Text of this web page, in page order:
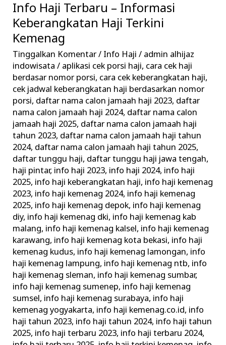
Info Haji Terbaru – Informasi
Keberangkatan Haji Terkini
Kemenag
Tinggalkan Komentar/ Info Haji / admin alhijaz
indowisata/ aplikasi cek porsi haji, cara cek haji
berdasar nomor porsi, cara cek keberangkatan haji,
cek jadwal keberangkatan haji berdasarkan nomor
porsi, daftar nama calon jamaah haji 2023, daftar
nama calon jamaah haji 2024, daftar nama calon
jamaah haji 2025, daftar nama calon jamaah haji
tahun 2023, daftar nama calon jamaah haji tahun
2024, daftar nama calon jamaah haji tahun 2025,
daftar tunggu haji, daftar tunggu haji jawa tengah,
haji pintar, info haji 2023, info haji 2024, info haji
2025, info haji keberangkatan haji, info haji kemenag
2023, info haji kemenag 2024, info haji kemenag
2025, info haji kemenag depok, info haji kemenag
diy, info haji kemenag dki, info haji kemenag kab
malang, info haji kemenag kalsel, info haji kemenag
karawang, info haji kemenag kota bekasi, info haji
kemenag kudus, info haji kemenag lamongan, info
haji kemenag lampung, info haji kemenag ntb, info
haji kemenag sleman, info haji kemenag sumbar,
info haji kemenag sumenep, info haji kemenag
sumsel, info haji kemenag surabaya, info haji
kemenag yogyakarta, info haji kemenag.co.id, info
haji tahun 2023, info haji tahun 2024, info haji tahun
2025, info haji terbaru 2023, info haji terbaru 2024,
Info
Haji
Terbaru
–
Informasi
Keberangkatan
Haji
Terkini
Kemenag